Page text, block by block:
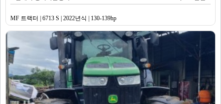
MF 트랙터 | 6713 S | 2022년식 | 130-139hp